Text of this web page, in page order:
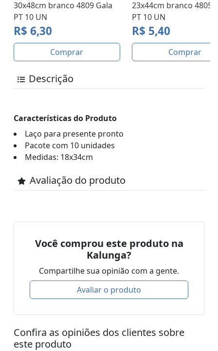
30x48cm branco 4809 Gala
PT 10 UN
R$ 6,30
Comprar
23x44cm branco 4805
PT 10 UN
R$ 5,40
Comprar
Descrição
Características do Produto
Laço para presente pronto
Pacote com 10 unidades
Medidas: 18x34cm
Avaliação do produto
Você comprou este produto na
Kalunga?
Compartilhe sua opinião com a gente.
Avaliar o produto
Confira as opiniões dos clientes sobre
este produto